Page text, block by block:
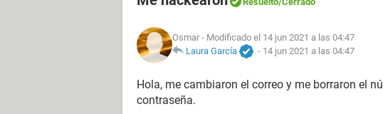
Osmar - Modificado el 14 jun 2021 a las 04:47
Laura García
- 14 jun 2021 a las 04:47
Hola, me cambiaron el correo y me borraron el
contraseña.